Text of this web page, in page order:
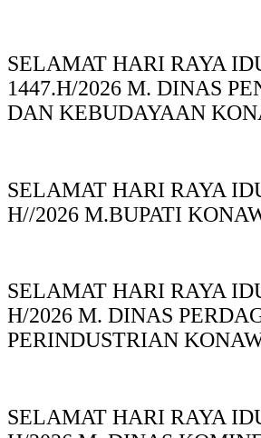
SELAMAT HARI RAYA
1447.H/2026 M. DINAS
DAN KEBUDAYAAN
SELAMAT HARI RAYA
H//2026 M.BUPATI
SELAMAT HARI RAYA
H/2026 M. DINAS
PERINDUSTRIAN
SELAMAT HARI RAYA